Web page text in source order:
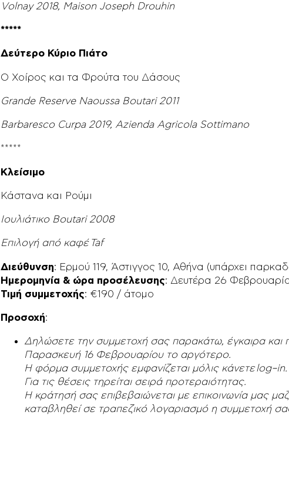
Volnay 2018, Maison Joseph Drouhin
*****
Δεύτερο Κύριο Πιάτο
Ο Χοίρος και τα Φρούτα του Δάσους
Grande Reserve Naoussa Boutari 2011
Barbaresco Curpa 2019, Azienda Agricola Sottimano
*****
Κλείσιμο
Κάστανα και Ρούμι
Ιουλιάτικο Boutari 2008
Επιλογή από καφέ Taf
Διεύθυνση: Ερμού 119, Άστιγγος 10, Αθήνα (υπάρχει
Ημερομηνία & ώρα προσέλευσης: Δευτέρα 26
Τιμή συμμετοχής: €190 / άτομο
Προσοχή:
Δηλώσετε την συμμετοχή σας παρακάτω, έγκαιρα και
Παρασκευή 16 Φεβρουαρίου το αργότερο.
Η φόρμα συμμετοχής εμφανίζεται μόλις κάνετεlog–in.
Για τις θέσεις τηρείται σειρά προτεραιότητας.
Η κράτησή σας επιβεβαιώνεται με επικοινωνία μας
καταβληθεί σε τραπεζικό λογαριασμό η συμμετοχή